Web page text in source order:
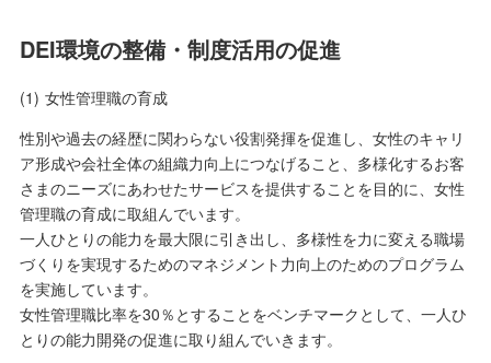
DEI環境の整備・制度活用の促進
(1) 女性管理職の育成
性別や過去の経歴に関わらない役割発揮を促進し、女性のキャリ
ア形成や会社全体の組織力向上につなげること、多様化するお客
さまのニーズにあわせたサービスを提供することを目的に、女性
管理職の育成に取組んでいます。
一人ひとりの能力を最大限に引き出し、多様性を力に変える職場
づくりを実現するためのマネジメント力向上のためのプログラム
を実施しています。
女性管理職比率を30％とすることをベンチマークとして、一人ひ
とりの能力開発の促進に取り組んでいきます。